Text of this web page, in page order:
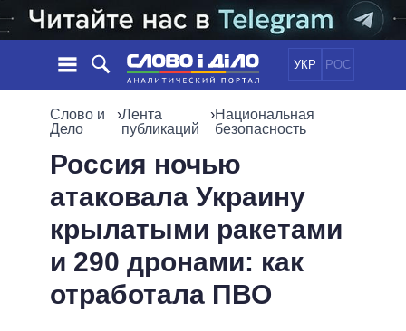
УКР РОС
НОВОСТИ
СТАТЬИ
МНЕНИЯ
ОБЗОРЫ
ДАЙДЖЕСТЫ
ОБЩЕСТВО
МИР
ПОЛИТИКИ
ВСЕ ПОЛИТИКИ
ПРЕЗИДЕНТ И ОФИС
ВЕРХОВНАЯ РАДА
КАБИНЕТ МИНИСТРОВ
ИНФОГРАФИКА
ВИДЕО
Слово и
Дело
›Лента
публикаций
›Национальная
безопасность
Россия ночью
атаковала Украину
крылатыми ракетами
и 290 дронами: как
отработала ПВО